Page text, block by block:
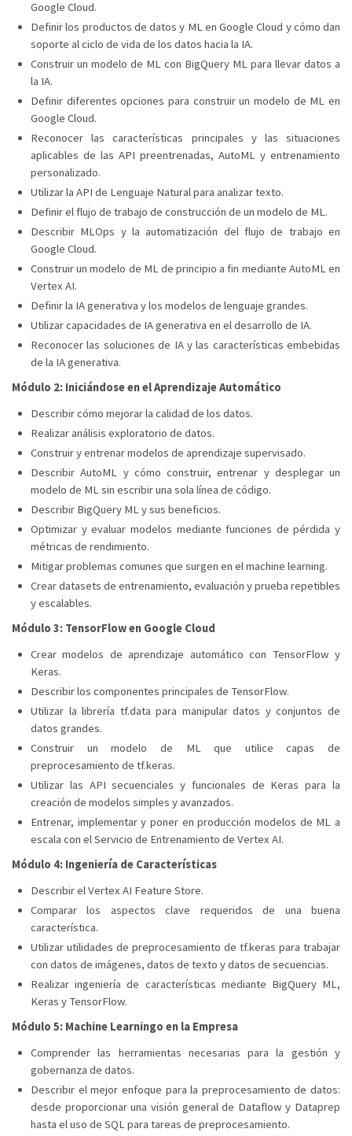
Google Cloud.
Definir los productos de datos y ML en Google Cloud y cómo dan
soporte al ciclo de vida de los datos hacia la IA.
Construir un modelo de ML con BigQuery ML para llevar datos a
la IA.
Definir diferentes opciones para construir un modelo de ML en
Google Cloud.
Reconocer las características principales y las situaciones
aplicables de las API preentrenadas, AutoML y entrenamiento
personalizado.
Utilizar la API de Lenguaje Natural para analizar texto.
Definir el flujo de trabajo de construcción de un modelo de ML.
Describir MLOps y la automatización del flujo de trabajo en
Google Cloud.
Construir un modelo de ML de principio a fin mediante AutoML en
Vertex AI.
Definir la IA generativa y los modelos de lenguaje grandes.
Utilizar capacidades de IA generativa en el desarrollo de IA.
Reconocer las soluciones de IA y las características embebidas
de la IA generativa.
Módulo 2: Iniciándose en el Aprendizaje Automático
Describir cómo mejorar la calidad de los datos.
Realizar análisis exploratorio de datos.
Construir y entrenar modelos de aprendizaje supervisado.
Describir AutoML y cómo construir, entrenar y desplegar un
modelo de ML sin escribir una sola línea de código.
Describir BigQuery ML y sus beneficios.
Optimizar y evaluar modelos mediante funciones de pérdida y
métricas de rendimiento.
Mitigar problemas comunes que surgen en el machine learning.
Crear datasets de entrenamiento, evaluación y prueba repetibles
y escalables.
Módulo 3: TensorFlow en Google Cloud
Crear modelos de aprendizaje automático con TensorFlow y
Keras.
Describir los componentes principales de TensorFlow.
Utilizar la librería tf.data para manipular datos y conjuntos de
datos grandes.
Construir un modelo de ML que utilice capas de
preprocesamiento de tf.keras.
Utilizar las API secuenciales y funcionales de Keras para la
creación de modelos simples y avanzados.
Entrenar, implementar y poner en producción modelos de ML a
escala con el Servicio de Entrenamiento de Vertex AI.
Módulo 4: Ingeniería de Características
Describir el Vertex AI Feature Store.
Comparar los aspectos clave requeridos de una buena
característica.
Utilizar utilidades de preprocesamiento de tf.keras para trabajar
con datos de imágenes, datos de texto y datos de secuencias.
Realizar ingeniería de características mediante BigQuery ML,
Keras y TensorFlow.
Módulo 5: Machine Learningo en la Empresa
Comprender las herramientas necesarias para la gestión y
gobernanza de datos.
Describir el mejor enfoque para la preprocesamiento de datos:
desde proporcionar una visión general de Dataflow y Dataprep
hasta el uso de SQL para tareas de preprocesamiento.